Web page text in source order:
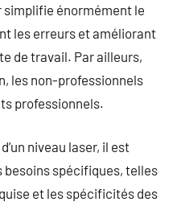
simplifie énormément le
les erreurs et améliorant
de travail. Par ailleurs,
les non-professionnels
professionnels.
niveau laser, il est
spécifiques, telles
et les spécificités des